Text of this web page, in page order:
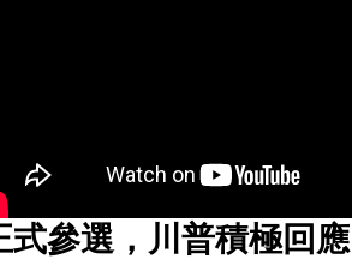
式參選，川普積極回